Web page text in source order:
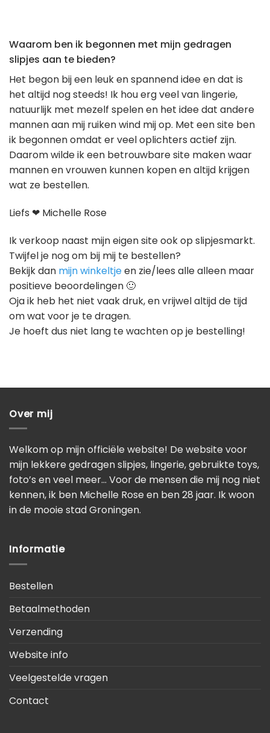
Waarom ben ik begonnen met mijn gedragen
slipjes aan te bieden?
Het begon bij een leuk en spannend idee en dat is
het altijd nog steeds! Ik hou erg veel van lingerie,
natuurlijk met mezelf spelen en het idee dat andere
mannen aan mij ruiken wind mij op. Met een site ben
ik begonnen omdat er veel oplichters actief zijn.
Daarom wilde ik een betrouwbare site maken waar
mannen en vrouwen kunnen kopen en altijd krijgen
wat ze bestellen.
Liefs ❤ Michelle Rose
Ik verkoop naast mijn eigen site ook op slipjesmarkt.
Twijfel je nog om bij mij te bestellen?
Bekijk dan mijn winkeltjeen zie/lees alle alleen maar
positieve beoordelingen 🙂
Oja ik heb het niet vaak druk, en vrijwel altijd de tijd
om wat voor je te dragen.
Je hoeft dus niet lang te wachten op je bestelling!
Over mij
Welkom op mijn officiële website! De website voor
mijn lekkere gedragen slipjes, lingerie, gebruikte toys,
foto’s en veel meer… Voor de mensen die mij nog niet
kennen, ik ben Michelle Rose en ben 28 jaar. Ik woon
in de mooie stad Groningen.
Informatie
Bestellen
Betaalmethoden
Verzending
Website info
Veelgestelde vragen
Contact